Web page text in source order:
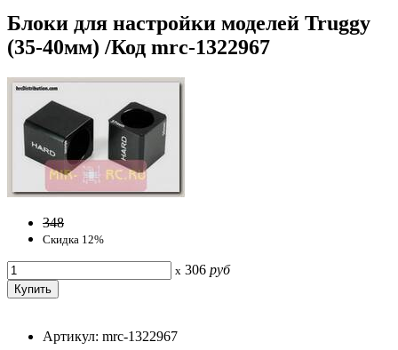
Блоки для настройки моделей Truggy
(35-40мм) /Код mrc-1322967
348
Скидка 12%
x 306 руб
Артикул: mrc-1322967